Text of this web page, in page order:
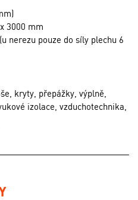
3000 mm
nerezu pouze do síly plechu 6
kryty, přepážky, výplně,
izolace, vzduchotechnika,